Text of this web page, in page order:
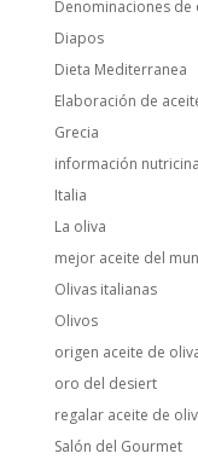
Denominaciones de
Diapos
Dieta Mediterranea
Elaboración de
Grecia
información
Italia
La oliva
mejor aceite del
Olivas italianas
Olivos
origen aceite de
oro del desiert
regalar aceite de
Salón del Gourmet